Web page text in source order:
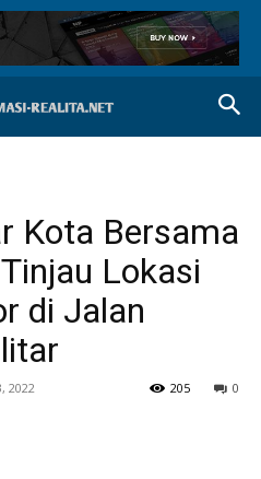
Kota Bersama
Lokasi
di Jalan
2022 0
205